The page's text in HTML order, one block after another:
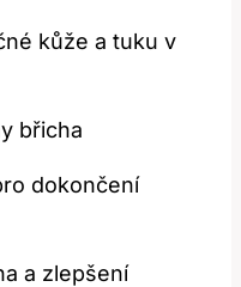
kůže a tuku v
břicha
dokončení
a zlepšení